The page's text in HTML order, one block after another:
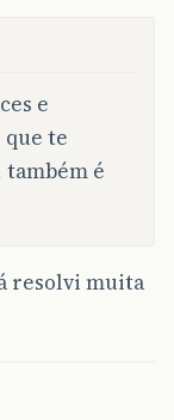
e
te
também é
resolvi muita